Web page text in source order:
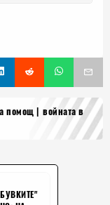
помощ
войната в